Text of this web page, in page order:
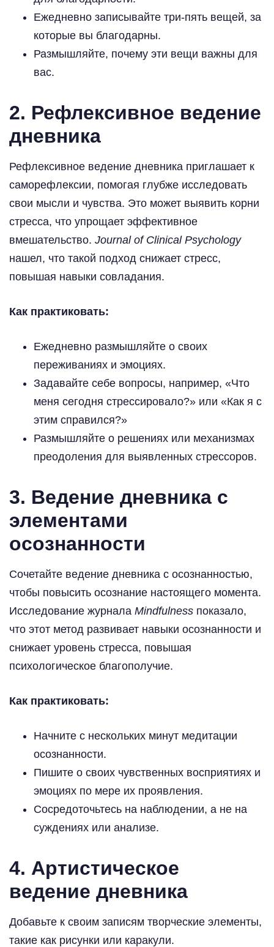
Ежедневно записывайте три-пять вещей, за
которые вы благодарны.
Размышляйте, почему эти вещи важны для
вас.
2. Рефлексивное ведение
дневника
Рефлексивное ведение дневника приглашает к
саморефлексии, помогая глубже исследовать
свои мысли и чувства. Это может выявить корни
стресса, что упрощает эффективное
вмешательство. Journal of Clinical Psychology
нашел, что такой подход снижает стресс,
повышая навыки совладания.
Как практиковать:
Ежедневно размышляйте о своих
переживаниях и эмоциях.
Задавайте себе вопросы, например, «Что
меня сегодня стрессировало?» или «Как я с
этим справился?»
Размышляйте о решениях или механизмах
преодоления для выявленных стрессоров.
3. Ведение дневника с
элементами
осознанности
Сочетайте ведение дневника с осознанностью,
чтобы повысить осознание настоящего момента.
Исследование журнала Mindfulness показало,
что этот метод развивает навыки осознанности и
снижает уровень стресса, повышая
психологическое благополучие.
Как практиковать:
Начните с нескольких минут медитации
осознанности.
Пишите о своих чувственных восприятиях и
эмоциях по мере их проявления.
Сосредоточьтесь на наблюдении, а не на
суждениях или анализе.
4. Артистическое
ведение дневника
Добавьте к своим записям творческие элементы,
такие как рисунки или каракули.